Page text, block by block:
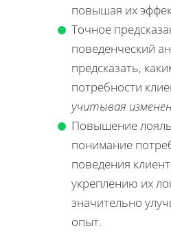
повышая их
Точное
поведенческий
предсказать,
потребности
учитывая
Повышение
понимание
поведения
укреплению их
значительно
опыт.